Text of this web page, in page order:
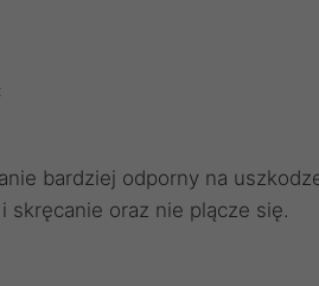
bardziej odporny na
skręcanie oraz nie plącze się.